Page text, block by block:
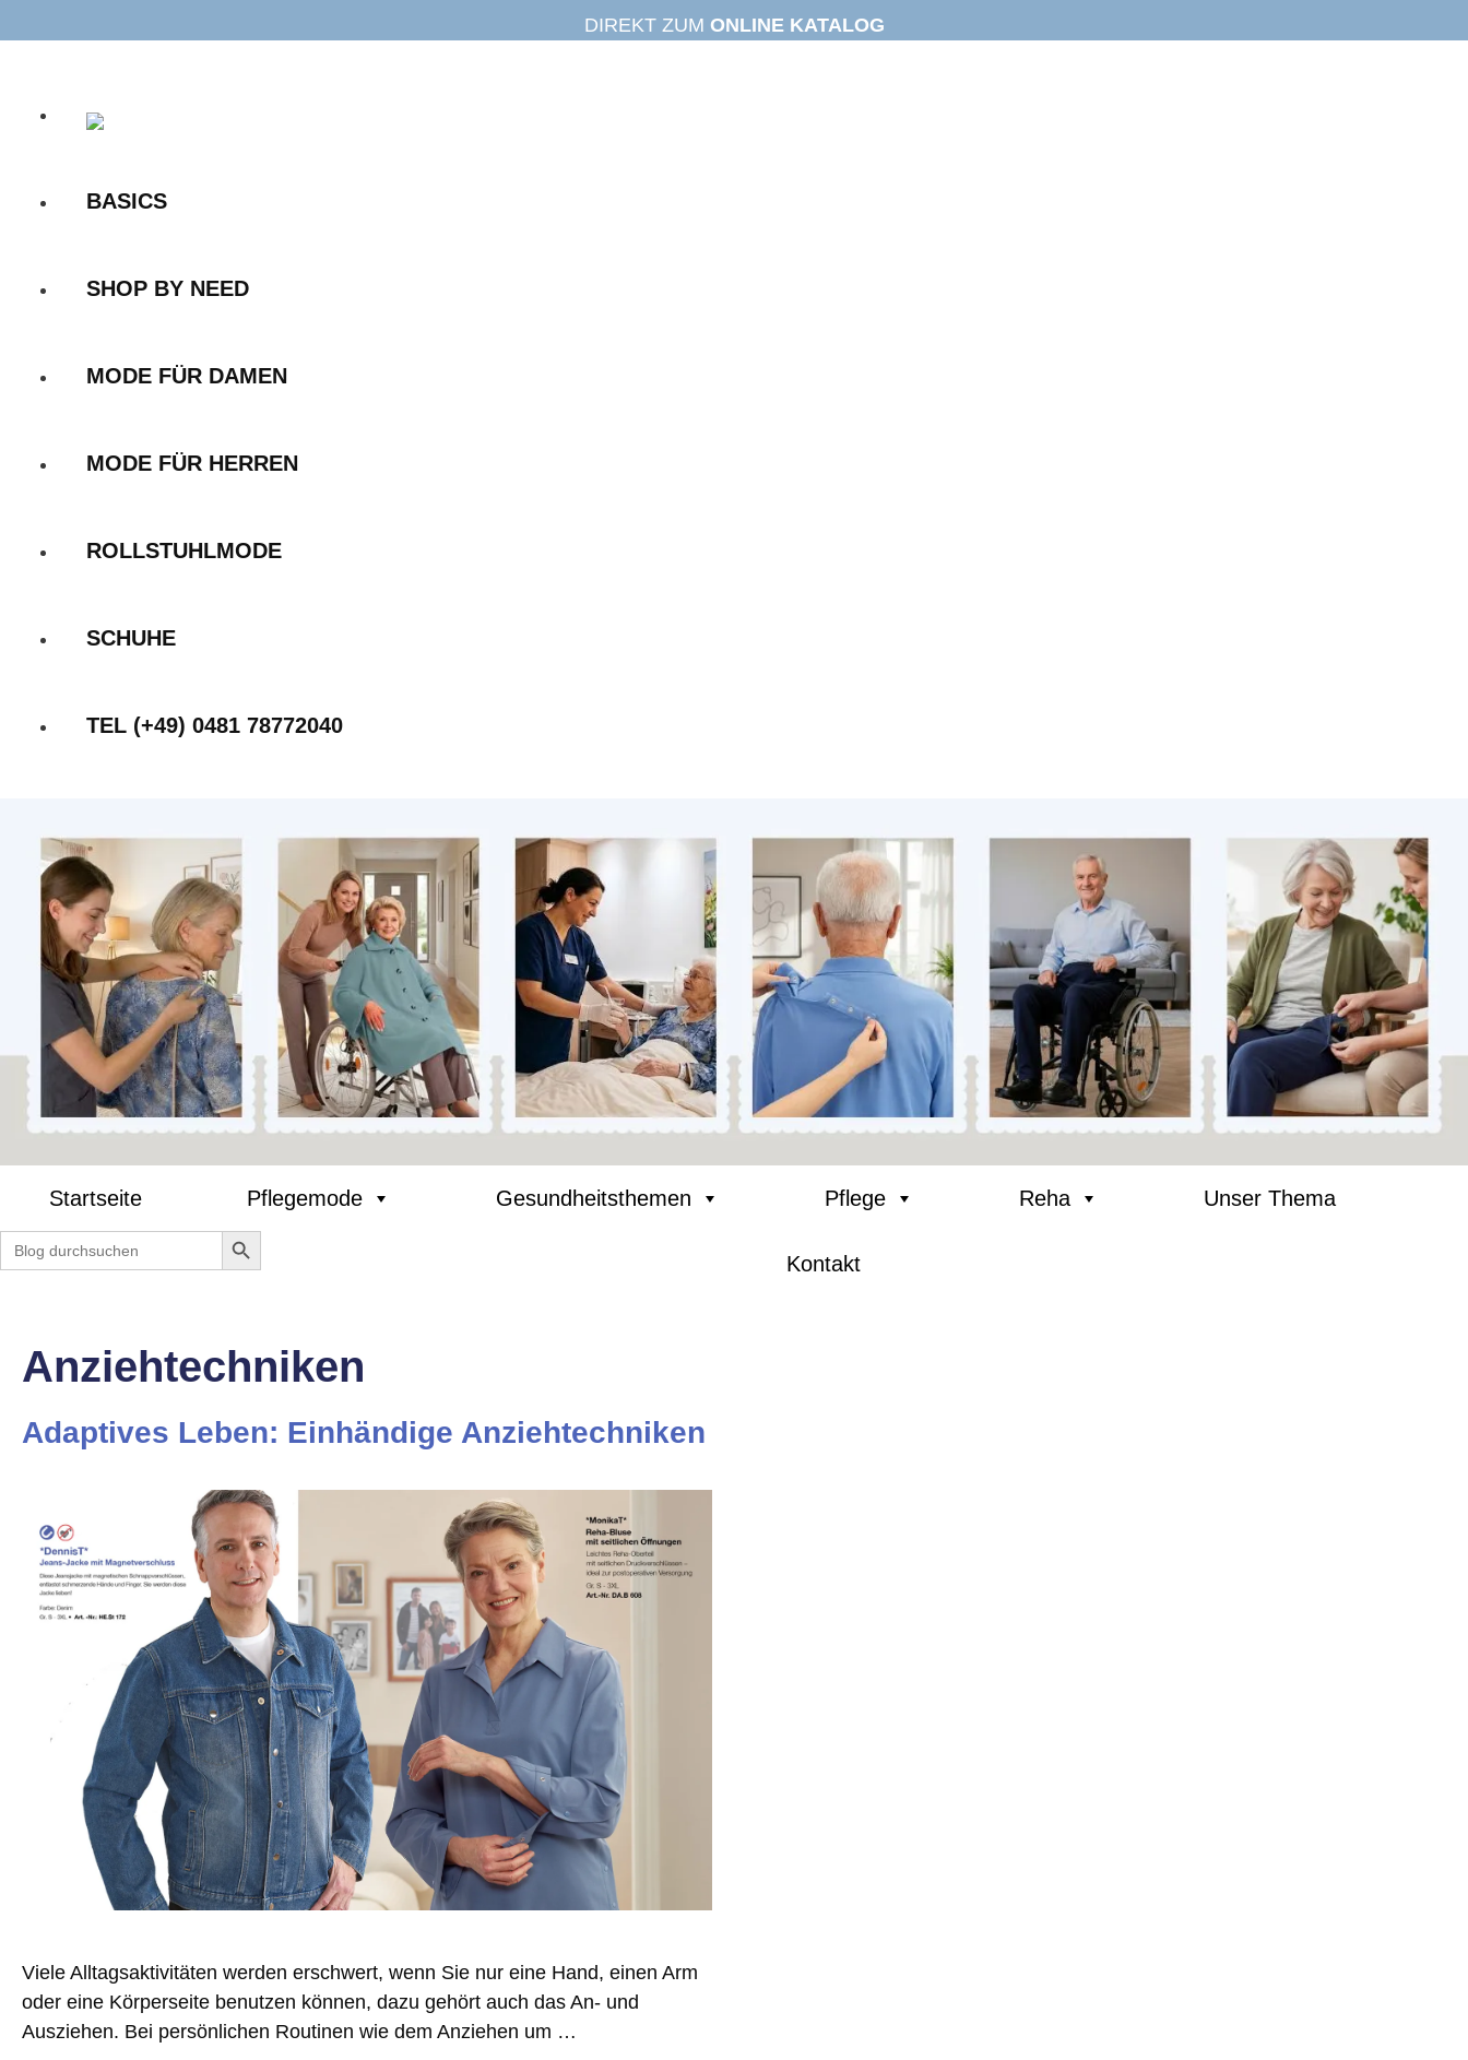
Inhalt
DIREKT ZUM ONLINE KATALOG
BASICS
SHOP BY NEED
MODE FÜR DAMEN
MODE FÜR HERREN
ROLLSTUHLMODE
SCHUHE
TEL (+49) 0481 78772040
Startseite Pflegemode Gesundheitsthemen Pflege Reha Unser Thema
Kontakt
Search
for:
Search Button
Anziehtechniken
Adaptives Leben: Einhändige Anziehtechniken
Viele Alltagsaktivitäten werden erschwert, wenn Sie nur eine Hand, einen Arm
oder eine Körperseite benutzen können, dazu gehört auch das An- und
Ausziehen. Bei persönlichen Routinen wie dem Anziehen um …